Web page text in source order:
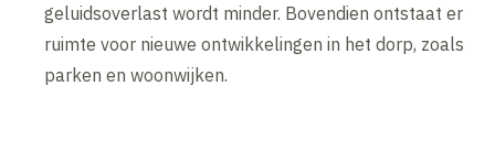
geluidsoverlast wordt minder. Bovendien ontstaat er
ruimte voor nieuwe ontwikkelingen in het dorp, zoals
parken en woonwijken.